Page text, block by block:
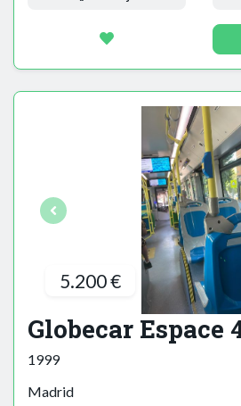
5.200 €
Globecar Espace
1999
Madrid